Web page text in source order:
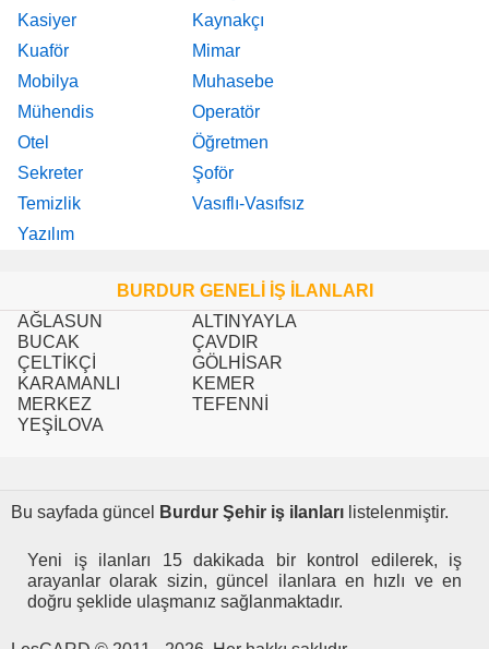
Kasiyer
Kaynakçı
Kuaför
Mimar
Mobilya
Muhasebe
Mühendis
Operatör
Otel
Öğretmen
Sekreter
Şoför
Temizlik
Vasıflı-Vasıfsız
Yazılım
BURDUR GENELİ İŞ İLANLARI
AĞLASUN
ALTINYAYLA
BUCAK
ÇAVDIR
ÇELTİKÇİ
GÖLHİSAR
KARAMANLI
KEMER
MERKEZ
TEFENNİ
YEŞİLOVA
Bu sayfada güncel Burdur Şehir iş ilanları listelenmiştir.
Yeni iş ilanları 15 dakikada bir kontrol edilerek, iş
arayanlar olarak sizin, güncel ilanlara en hızlı ve en
doğru şeklide ulaşmanız sağlanmaktadır.